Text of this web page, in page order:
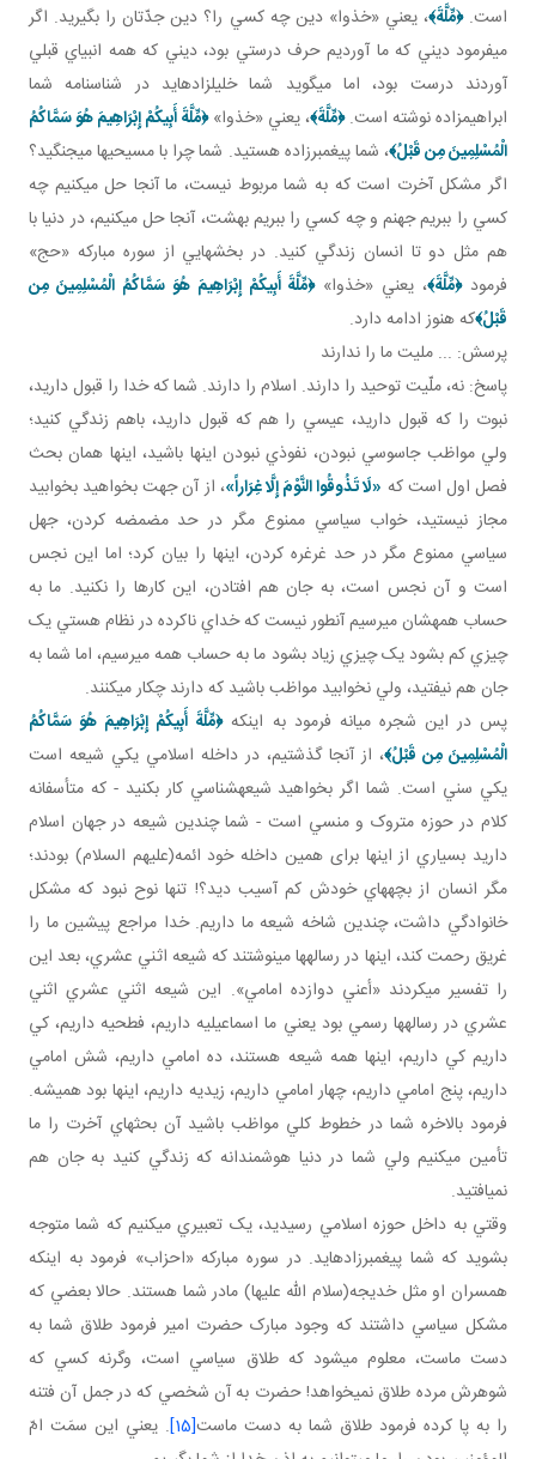
است.﴿مِّلَّةَ﴾، يعني «خذوا» دين چه کسي را؟ دين جدّتان را بگيريد. اگر
مي فرمود ديني که ما آورديم حرف درستي بود، ديني که همه انبياي قبلي
آوردند درست بود، اما مي گويد شما خليل زاده ايد در شناسنامه شما
ابراهيم زاده نوشته است.﴿مِّلَّةَ﴾، يعني «خذوا»﴿مِّلَّةَ أَبِيكُمْ إِبْرَاهِيمَ هُوَ سَمَّاكُمُ
الْمُسْلِمِينَ مِن قَبْلُ﴾، شما پيغمبرزاده هستيد. شما چرا با مسيحي ها مي جنگيد؟
اگر مشکل آخرت است که به شما مربوط نيست، ما آنجا حل مي کنيم چه
کسي را ببريم جهنم و چه کسي را ببريم بهشت، آنجا حل مي کنيم، در دنيا با
هم مثل دو تا انسان زندگي کنيد. در بخش هايي از سوره مبارکه «حج»
فرمود﴿مِّلَّةَ﴾، يعني «خذوا»﴿مِّلَّةَ أَبِيكُمْ إِبْرَاهِيمَ هُوَ سَمَّاكُمُ الْمُسْلِمِينَ مِن
قَبْلُ﴾که هنوز ادامه دارد.
پرسش: ... مليت ما را ندارند
پاسخ: نه، ملّيت توحيد را دارند. اسلام را دارند. شما که خدا را قبول داريد،
نبوت را که قبول داريد، عيسي را هم که قبول داريد، باهم زندگي کنيد؛
ولي مواظب جاسوسي نبودن، نفوذي نبودن اينها باشيد، اينها همان بحث
فصل اول است که «لَا تَذُوقُوا النَّوْمَ إِلَّا غِرَاراً»، از آن جهت بخواهيد بخوابيد
مجاز نيستيد، خواب سياسي ممنوع مگر در حد مضمضه کردن، جهل
سياسي ممنوع مگر در حد غرغره کردن، اينها را بيان کرد؛ اما اين نجس
است و آن نجس است، به جان هم افتادن، اين کارها را نکنيد. ما به
حساب همه شان مي رسيم آن طور نيست که خداي ناکرده در نظام هستي يک
چيزي کم بشود يک چيزي زياد بشود ما به حساب همه مي رسيم، اما شما به
جان هم نيفتيد، ولي نخوابيد مواظب باشيد که دارند چکار مي کنند.
پس در اين شجره ميانه فرمود به اينکه﴿مِّلَّةَ أَبِيكُمْ إِبْرَاهِيمَ هُوَ سَمَّاكُمُ
الْمُسْلِمِينَ مِن قَبْلُ﴾، از آنجا گذشتيم، در داخله اسلامي يکي شيعه است
يکي سني است. شما اگر بخواهيد شيعه شناسي کار بکنيد - که متأسفانه
کلام در حوزه متروک و منسي است - شما چندين شيعه در جهان اسلام
داريد بسياري از اينها برای همين داخله خود ائمه(عليهم السلام) بودند؛
مگر انسان از بچه هاي خودش کم آسيب ديد؟! تنها نوح نبود که مشکل
خانوادگي داشت، چندين شاخه شيعه ما داريم. خدا مراجع پيشين ما را
غريق رحمت کند، اينها در رساله ها مي نوشتند که شيعه اثني عشري، بعد اين
را تفسير مي کردند «أعني دوازده امامي». اين شيعه اثني عشري اثني
عشري در رساله ها رسمي بود يعني ما اسماعيليه داريم، فطحيه داريم، کي
داريم کي داريم، اينها همه شيعه هستند، ده امامي داريم، شش امامي
داريم، پنج امامي داريم، چهار امامي داريم، زيديه داريم، اينها بود هميشه.
فرمود بالاخره شما در خطوط کلي مواظب باشيد آن بحث هاي آخرت را ما
تأمين مي کنيم ولي شما در دنيا هوشمندانه که زندگي کنيد به جان هم
نمي افتيد.
وقتي به داخل حوزه اسلامي رسيديد، يک تعبيري مي کنيم که شما متوجه
بشويد که شما پيغمبرزاده ايد. در سوره مبارکه «احزاب» فرمود به اينکه
همسران او مثل خديجه(سلام الله عليها) مادر شما هستند. حالا بعضي که
مشکل سياسي داشتند که وجود مبارک حضرت امير فرمود طلاق شما به
دست ماست، معلوم مي شود که طلاق سياسي است، وگرنه کسي که
شوهرش مرده طلاق نمي خواهد! حضرت به آن شخصي که در جمل آن فتنه
را به پا کرده فرمود طلاق شما به دست ماست[15]
. يعني اين سمَت امّ